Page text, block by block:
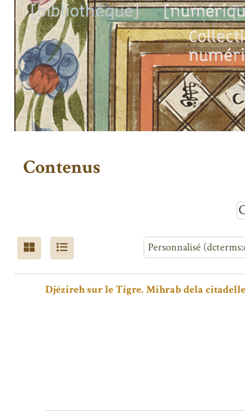
Contenus
Djézireh sur le Tigre. Mihrab dela citadelle